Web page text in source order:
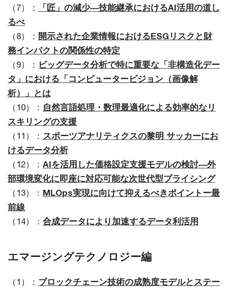
（7）：
「匠」の減少―技能継承におけるAI活用の道し
るべ
（8）： 開示された企業情報におけるESGリスクと財
務インパクトの関係性の特定
（9）： ビッグデータ分析で特に重要な「非構造化デー
タ」における「コンピュータービジョン（画像解
析）」とは
（10）： 自然言語処理・数理最適化による効率的なリ
スキリングの支援
（11）： スポーツアナリティクスの黎明 サッカーにお
けるデータ分析
（12）： AIを活用した価格設定支援モデルの検討―外
部環境変化に即座に対応可能な次世代型プライシング
（13）： MLOps実現に向けて抑えるべきポイントー最
前線
（14）： 合成データにより加速するデータ利活用
エマージングテクノロジー編
（1）： ブロックチェーン技術の成熟度モデルとステー